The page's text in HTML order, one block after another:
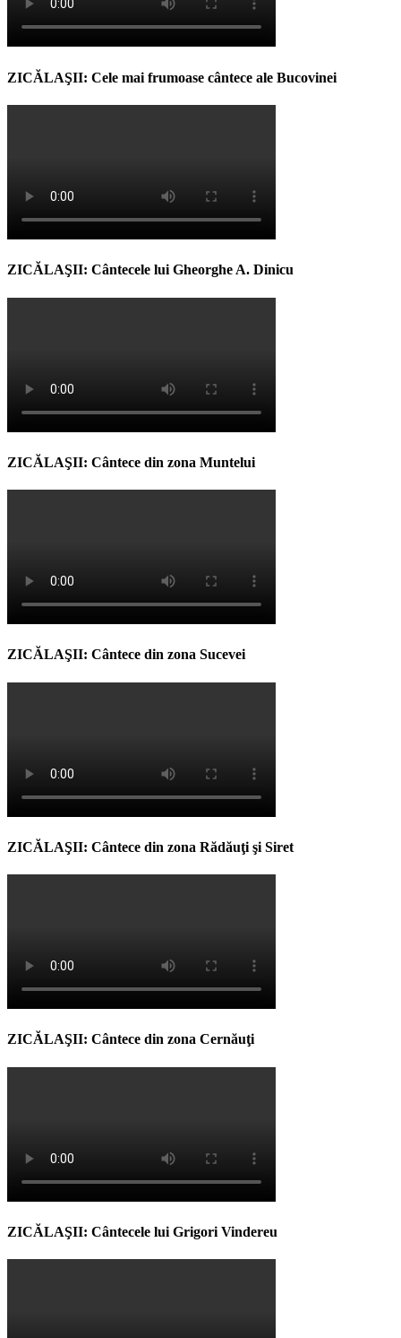
ZICĂLAŞII: Cele mai frumoase cântece ale Bucovinei
ZICĂLAŞII: Cântecele lui Gheorghe A. Dinicu
ZICĂLAŞII: Cântece din zona Muntelui
ZICĂLAŞII: Cântece din zona Sucevei
ZICĂLAŞII: Cântece din zona Rădăuţi şi Siret
ZICĂLAŞII: Cântece din zona Cernăuţi
ZICĂLAŞII: Cântecele lui Grigori Vindereu